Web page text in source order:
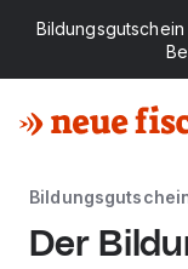
Bildungsgutschein
Der